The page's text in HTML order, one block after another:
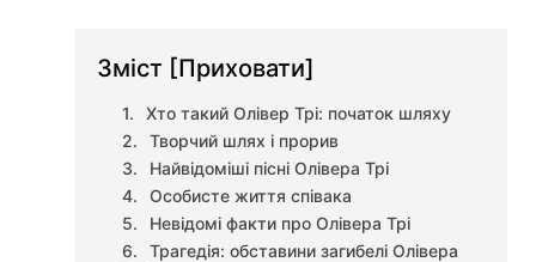
Зміст [Приховати]
Хто такий Олівер Трі: початок шляху
Творчий шлях і прорив
Найвідоміші пісні Олівера Трі
Особисте життя співака
Невідомі факти про Олівера Трі
Трагедія: обставини загибелі Олівера